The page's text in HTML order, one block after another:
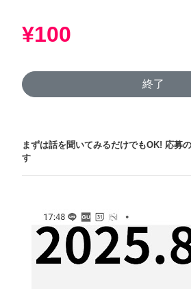
¥100
終了
まずは話を聞いてみるだけでもOK! 応募
す